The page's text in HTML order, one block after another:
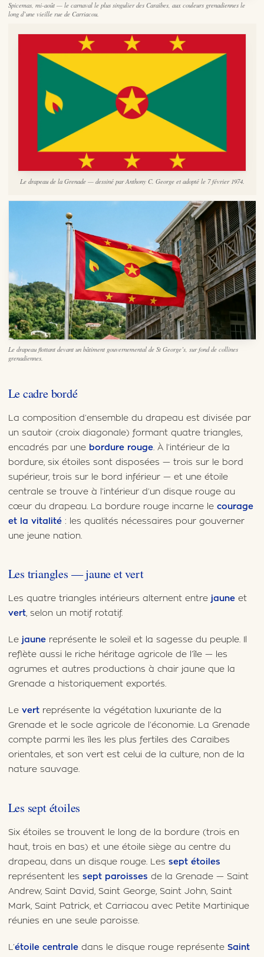
Spicemas, mi-août — le carnaval le plus singulier des Caraïbes, aux couleurs grenadiennes le
long d’une vieille rue de Carriacou.
Le drapeau de la Grenade — dessiné par Anthony C. George et adopté le 7 février 1974.
Le drapeau flottant devant un bâtiment gouvernemental de St George’s, sur fond de collines
grenadiennes.
Le cadre bordé
La composition d’ensemble du drapeau est divisée par
un sautoir (croix diagonale) formant quatre triangles,
encadrés par une bordure rouge. À l’intérieur de la
bordure, six étoiles sont disposées — trois sur le bord
supérieur, trois sur le bord inférieur — et une étoile
centrale se trouve à l’intérieur d’un disque rouge au
cœur du drapeau. La bordure rouge incarne le courage
et la vitalité: les qualités nécessaires pour gouverner
une jeune nation.
Les triangles — jaune et vert
Les quatre triangles intérieurs alternent entre jauneet
vert, selon un motif rotatif.
Le jaunereprésente le soleil et la sagesse du peuple. Il
reflète aussi le riche héritage agricole de l’île — les
agrumes et autres productions à chair jaune que la
Grenade a historiquement exportés.
Le vertreprésente la végétation luxuriante de la
Grenade et le socle agricole de l’économie. La Grenade
compte parmi les îles les plus fertiles des Caraïbes
orientales, et son vert est celui de la culture, non de la
nature sauvage.
Les sept étoiles
Six étoiles se trouvent le long de la bordure (trois en
haut, trois en bas) et une étoile siège au centre du
drapeau, dans un disque rouge. Les sept étoiles
représentent les sept paroisses de la Grenade — Saint
Andrew, Saint David, Saint George, Saint John, Saint
Mark, Saint Patrick, et Carriacou avec Petite Martinique
réunies en une seule paroisse.
L’étoile centraledans le disque rouge représente Saint